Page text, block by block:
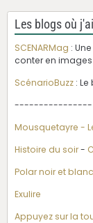
Les blogs où
SCENARMag :
conter en images
ScénarioBuzz :
----------------
Mousquetayre -
Histoire du soir-
Polar noir et blanc
Exulire
Appuyez sur la